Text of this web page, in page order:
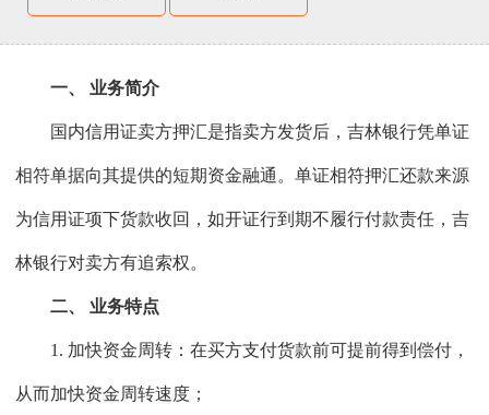
一、 业务简介
国内信用证卖方押汇是指卖方发货后，吉林银行凭单证
相符单据向其提供的短期资金融通。单证相符押汇还款来源
为信用证项下货款收回，如开证行到期不履行付款责任，吉
林银行对卖方有追索权。
二、 业务特点
1. 加快资金周转：在买方支付货款前可提前得到偿付，
从而加快资金周转速度；